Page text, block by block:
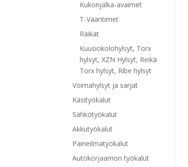
Kukonjalka-avaimet
T-Vääntimet
Räikät
Kuusiokolohylsyt, Torx
hylsyt, XZN Hylsyt, Reikä
Torx hylsyt, Ribe hylsyt
Voimahylsyt ja sarjat
Käsityökalut
Sähkötyökalut
Akkutyökalut
Paineilmatyökalut
Autokorjaamon työkalut